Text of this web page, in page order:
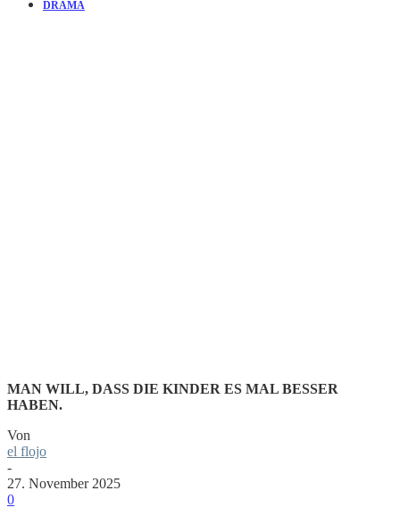
DRAMA
MAN WILL, DASS DIE KINDER ES MAL BESSER
HABEN.
Von
el flojo
-
27. November 2025
0